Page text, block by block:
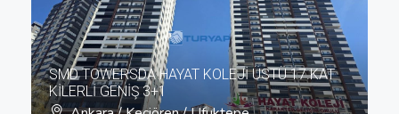
SMD TOWERSDA HAYAT KOLEJİ ÜSTÜ 17.KAT
KİLERLİ GENİŞ 3+1